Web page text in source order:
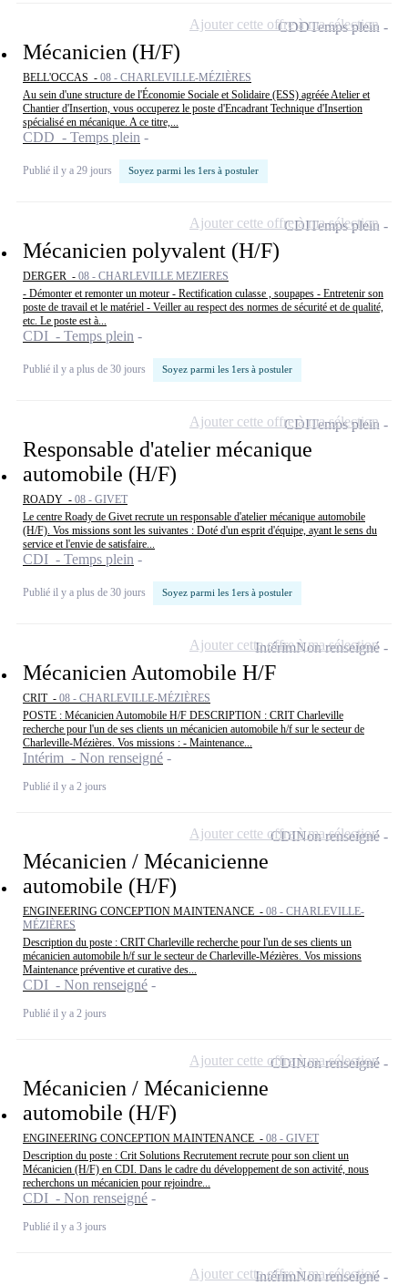
Mécanicien (H/F)
BELL'OCCAS - 08 - CHARLEVILLE-MÉZIÈRES
Au sein d'une structure de l'Économie Sociale et Solidaire (ESS) agréée Atelier et
Chantier d'Insertion, vous occuperez le poste d'Encadrant Technique d'Insertion
spécialisé en mécanique. A ce titre,...
CDD - Temps plein
Publié il y a 29 jours Soyez parmi les 1ers à postuler
CDDTemps plein
Ajouter cette offre à ma sélection
Mécanicien polyvalent (H/F)
DERGER - 08 - CHARLEVILLE MEZIERES
- Démonter et remonter un moteur - Rectification culasse , soupapes - Entretenir son
poste de travail et le matériel - Veiller au respect des normes de sécurité et de qualité,
etc. Le poste est à...
CDI - Temps plein
Publié il y a plus de 30 jours Soyez parmi les 1ers à postuler
CDITemps plein
Ajouter cette offre à ma sélection
Responsable d'atelier mécanique
automobile (H/F)
ROADY - 08 - GIVET
Le centre Roady de Givet recrute un responsable d'atelier mécanique automobile
(H/F). Vos missions sont les suivantes : Doté d'un esprit d'équipe, ayant le sens du
service et l'envie de satisfaire...
CDI - Temps plein
Publié il y a plus de 30 jours Soyez parmi les 1ers à postuler
CDITemps plein
Ajouter cette offre à ma sélection
Mécanicien Automobile H/F
CRIT - 08 - CHARLEVILLE-MÉZIÈRES
POSTE : Mécanicien Automobile H/F DESCRIPTION : CRIT Charleville
recherche pour l'un de ses clients un mécanicien automobile h/f sur le secteur de
Charleville-Mézières. Vos missions : - Maintenance...
Intérim - Non renseigné
Publié il y a 2 jours
IntérimNon renseigné
Ajouter cette offre à ma sélection
Mécanicien / Mécanicienne
automobile (H/F)
ENGINEERING CONCEPTION MAINTENANCE - 08 - CHARLEVILLE-
MÉZIÈRES
Description du poste : CRIT Charleville recherche pour l'un de ses clients un
mécanicien automobile h/f sur le secteur de Charleville-Mézières. Vos missions
Maintenance préventive et curative des...
CDI - Non renseigné
Publié il y a 2 jours
CDINon renseigné
Ajouter cette offre à ma sélection
Mécanicien / Mécanicienne
automobile (H/F)
ENGINEERING CONCEPTION MAINTENANCE - 08 - GIVET
Description du poste : Crit Solutions Recrutement recrute pour son client un
Mécanicien (H/F) en CDI. Dans le cadre du développement de son activité, nous
recherchons un mécanicien pour rejoindre...
CDI - Non renseigné
Publié il y a 3 jours
CDINon renseigné
Ajouter cette offre à ma sélection
IntérimNon renseigné
Ajouter cette offre à ma sélection